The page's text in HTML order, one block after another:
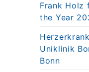
Frank Holz
the Year
Uniklinik
Bonn